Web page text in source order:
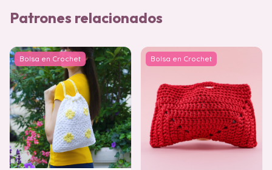
Patrones relacionados
Bolsa en Crochet Bolsa en Crochet